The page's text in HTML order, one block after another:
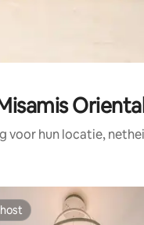
voor hun locatie,